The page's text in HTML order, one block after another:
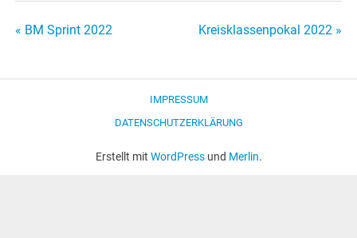
Beitragsnavigation
« BM Sprint 2022 Kreisklassenpokal 2022 »
IMPRESSUM
DATENSCHUTZERKLÄRUNG
Erstellt mit WordPressund Merlin.